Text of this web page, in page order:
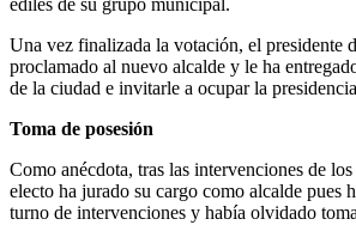
Una vez finalizada la votación, el presidente
proclamado al nuevo alcalde y le ha
de la ciudad e invitarle a ocupar la
Toma de posesión
Como anécdota, tras las intervenciones de
electo ha jurado su cargo como alcalde pues
turno de intervenciones y había olvidado